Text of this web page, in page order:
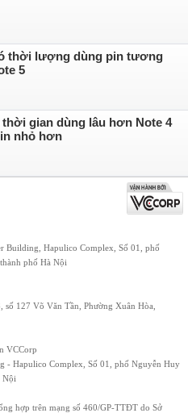
thời lượng dùng pin tương
5
thời gian dùng lâu hơn Note 4
nhỏ hơn
Building, Hapulico Complex, Số 01, phố
phố Hà Nội
số 127 Võ Văn Tần, Phường Xuân Hòa,
VCCorp
- Hapulico Complex, Số 01, phố Nguyễn Huy
Nội
hợp trên mạng số 460/GP-TTĐT do Sở